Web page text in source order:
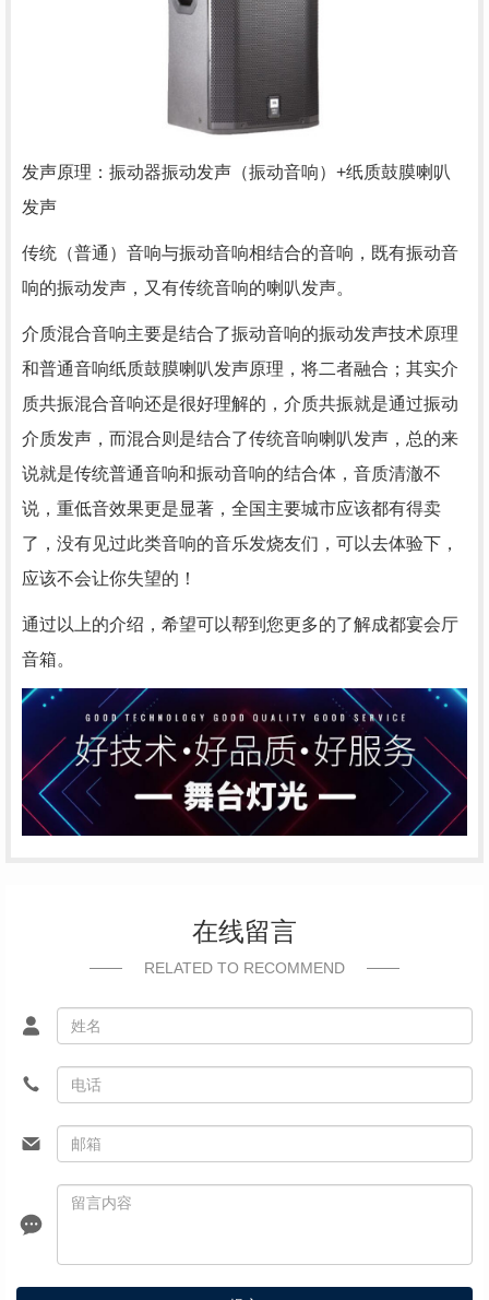
发声原理：振动器振动发声（振动音响）+纸质鼓膜喇叭
发声
传统（普通）音响与振动音响相结合的音响，既有振动音
响的振动发声，又有传统音响的喇叭发声。
介质混合音响主要是结合了振动音响的振动发声技术原理
和普通音响纸质鼓膜喇叭发声原理，将二者融合；其实介
质共振混合音响还是很好理解的，介质共振就是通过振动
介质发声，而混合则是结合了传统音响喇叭发声，总的来
说就是传统普通音响和振动音响的结合体，音质清澈不
说，重低音效果更是显著，全国主要城市应该都有得卖
了，没有见过此类音响的音乐发烧友们，可以去体验下，
应该不会让你失望的！
通过以上的介绍，希望可以帮到您更多的了解成都宴会厅
音箱。
在线留言
RELATED TO RECOMMEND